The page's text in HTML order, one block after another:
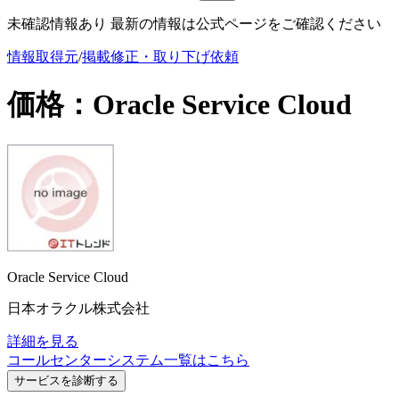
未確認情報あり 最新の情報は公式ページをご確認ください
情報取得元/掲載修正・取り下げ依頼
価格： Oracle Service Cloud
Oracle Service Cloud
日本オラクル株式会社
詳細を見る
コールセンターシステム一覧はこちら
サービスを診断する